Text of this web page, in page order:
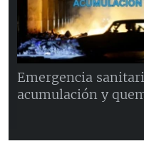
Emergencia
acumulación y